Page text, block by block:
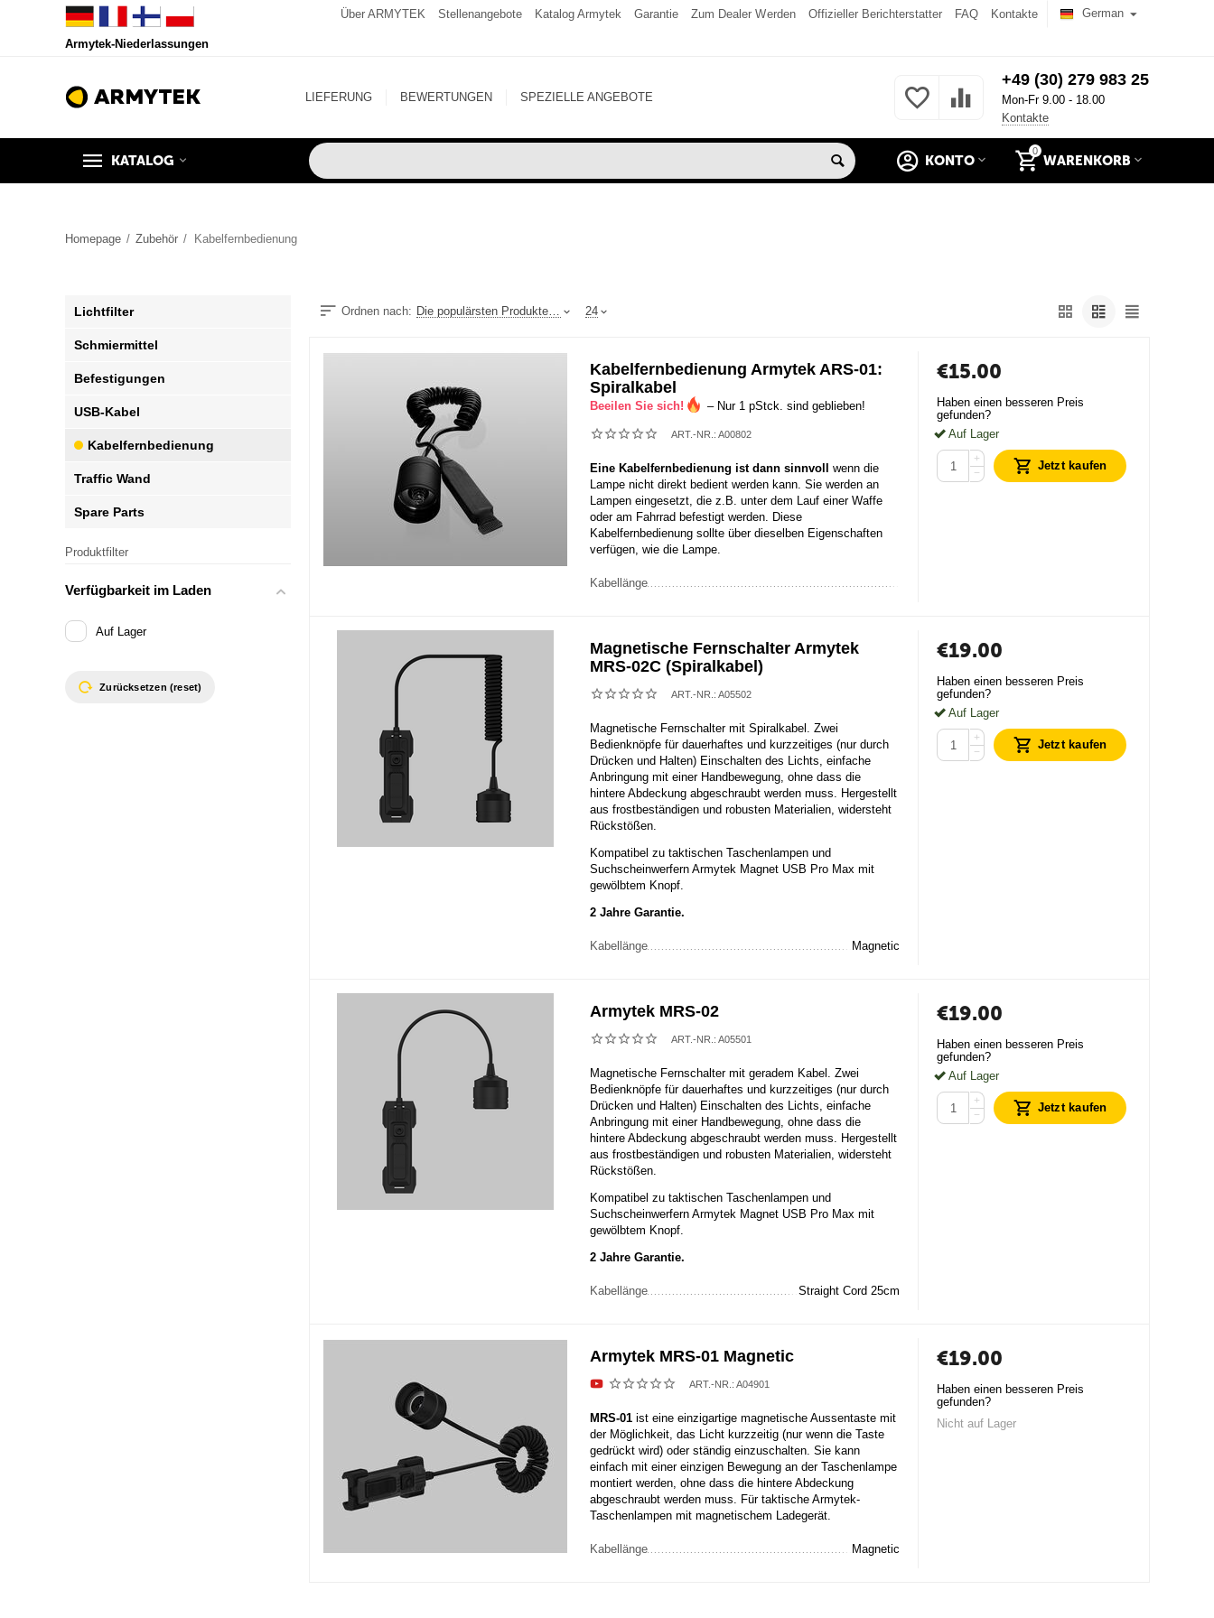
Armytek-Niederlassungen
German
Über ARMYTEK Stellenangebote Katalog Armytek Garantie Zum Dealer Werden Offizieller Berichterstatter FAQ Kontakte
LIEFERUNG BEWERTUNGEN SPEZIELLE ANGEBOTE
+49 (30) 279 983 25
Mon-Fr 9.00 - 18.00
Kontakte
KATALOG
0
WARENKORB
KONTO
Homepage / Zubehör / Kabelfernbedienung
Ordnen nach: Die populärsten Produkte oben 24
Kabelfernbedienung Armytek ARS-01:
Spiralkabel
Beeilen Sie sich! – Nur 1 pStck. sind geblieben!
ART.-NR.: A00802
Eine Kabelfernbedienung ist dann sinnvoll
wenn die
Lampe nicht direkt bedient werden kann. Sie werden an
Lampen eingesetzt, die z.B. unter dem Lauf einer Waffe
oder am Fahrrad befestigt werden. Diese
Kabelfernbedienung sollte über dieselben Eigenschaften
verfügen, wie die Lampe.
Kabellänge
€15.00
Haben einen besseren Preis
gefunden?
Auf Lager
+
−
Jetzt kaufen
Magnetische Fernschalter Armytek
MRS-02C (Spiralkabel)
ART.-NR.: A05502
Magnetische Fernschalter mit Spiralkabel. Zwei
Bedienknöpfe für dauerhaftes und kurzzeitiges (nur durch
Drücken und Halten) Einschalten des Lichts, einfache
Anbringung mit einer Handbewegung, ohne dass die
hintere Abdeckung abgeschraubt werden muss. Hergestellt
aus frostbeständigen und robusten Materialien, widersteht
Rückstößen.
Kompatibel zu taktischen Taschenlampen und
Suchscheinwerfern Armytek Magnet USB Pro Max mit
gewölbtem Knopf.
2 Jahre Garantie.
Kabellänge Magnetic
€19.00
Haben einen besseren Preis
gefunden?
Auf Lager
+
−
Jetzt kaufen
Armytek MRS-02
ART.-NR.: A05501
Magnetische Fernschalter mit geradem Kabel. Zwei
Bedienknöpfe für dauerhaftes und kurzzeitiges (nur durch
Drücken und Halten) Einschalten des Lichts, einfache
Anbringung mit einer Handbewegung, ohne dass die
hintere Abdeckung abgeschraubt werden muss. Hergestellt
aus frostbeständigen und robusten Materialien, widersteht
Rückstößen.
Kompatibel zu taktischen Taschenlampen und
Suchscheinwerfern Armytek Magnet USB Pro Max mit
gewölbtem Knopf.
2 Jahre Garantie.
Kabellänge Straight Cord 25cm
€19.00
Haben einen besseren Preis
gefunden?
Auf Lager
+
−
Jetzt kaufen
Armytek MRS-01 Magnetic
ART.-NR.: A04901
MRS-01 ist eine einzigartige magnetische Aussentaste mit
der Möglichkeit, das Licht kurzzeitig (nur wenn die Taste
gedrückt wird) oder ständig einzuschalten. Sie kann
einfach mit einer einzigen Bewegung an der Taschenlampe
montiert werden, ohne dass die hintere Abdeckung
abgeschraubt werden muss. Für taktische Armytek-
Taschenlampen mit magnetischem Ladegerät.
Kabellänge Magnetic
€19.00
Haben einen besseren Preis
gefunden?
Nicht auf Lager
Lichtfilter
Schmiermittel
Befestigungen
USB-Kabel
Kabelfernbedienung
Traffic Wand
Spare Parts
Produktfilter
Verfügbarkeit im Laden
Auf Lager
Zurücksetzen (reset)